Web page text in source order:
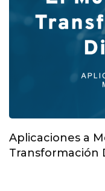
Aplicaciones a
Transformación